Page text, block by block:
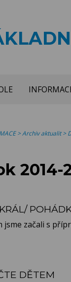
>Archiv aktualit>
2014-
jsme začali s
DĚTEM